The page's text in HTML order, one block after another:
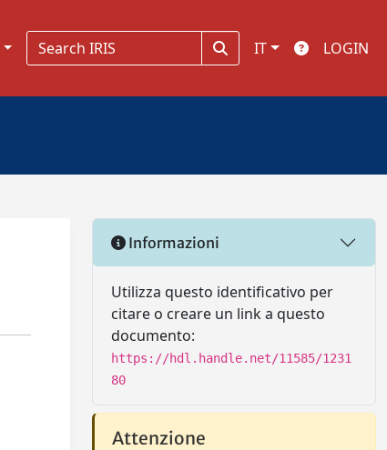
IT LOGIN
Informazioni
Utilizza questo identificativo per
citare o creare un link a questo
documento:
https://hdl.handle.net/11585/1231
80
Attenzione